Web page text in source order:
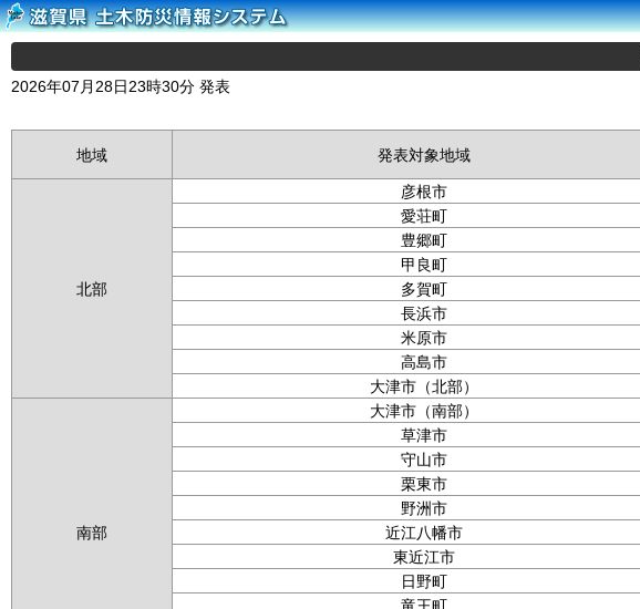
2026年07月28日23時30分 発表
地域 発表対象地域
北部
彦根市
愛荘町
豊郷町
甲良町
多賀町
長浜市
米原市
高島市
大津市（北部）
南部
大津市（南部）
草津市
守山市
栗東市
野洲市
近江八幡市
東近江市
日野町